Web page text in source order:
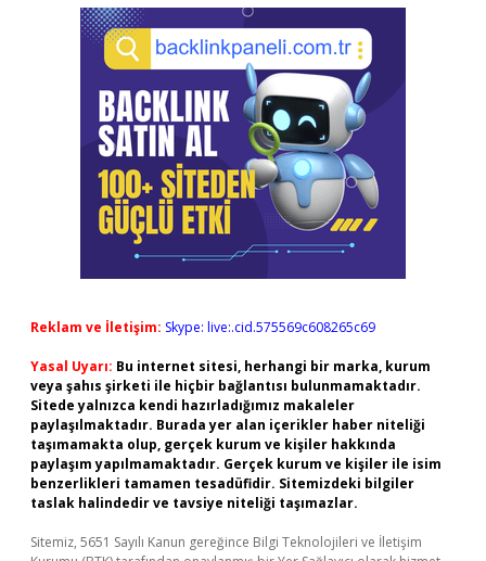
Reklam ve İletişim: Skype: live:.cid.575569c608265c69
Yasal Uyarı: Bu internet sitesi, herhangi bir marka, kurum
veya şahıs şirketi ile hiçbir bağlantısı bulunmamaktadır.
Sitede yalnızca kendi hazırladığımız makaleler
paylaşılmaktadır. Burada yer alan içerikler haber niteliği
taşımamakta olup, gerçek kurum ve kişiler hakkında
paylaşım yapılmamaktadır. Gerçek kurum ve kişiler ile isim
benzerlikleri tamamen tesadüfidir. Sitemizdeki bilgiler
taslak halindedir ve tavsiye niteliği taşımazlar.
Sitemiz, 5651 Sayılı Kanun gereğince Bilgi Teknolojileri ve İletişim